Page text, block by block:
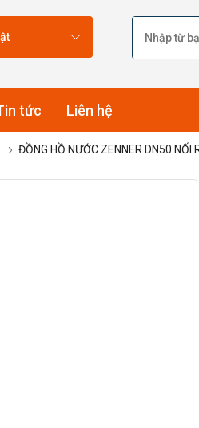
tức Liên hệ
ĐỒNG HỒ NƯỚC ZENNER DN50 NỐI